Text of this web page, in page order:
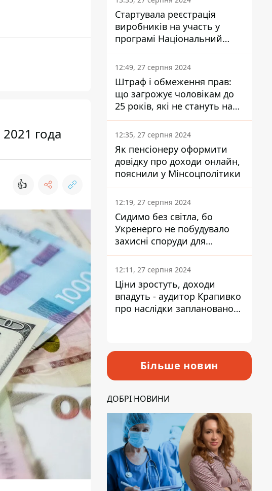
года
👍
Стартувала реєстрація
виробників на участь у
програмі Національний
кешбек: як це зробити
через портал Дія
12:49, 27 серпня 2024
Штраф і обмеження прав:
що загрожує чоловікам до
25 років, які не стануть на
військовий облік
12:35, 27 серпня 2024
Як пенсіонеру оформити
довідку про доходи онлайн,
пояснили у Мінсоцполітики
12:19, 27 серпня 2024
Сидимо без світла, бо
Укренерго не побудувало
захисні споруди для
енергетики - нардеп
Кучеренко
12:11, 27 серпня 2024
Ціни зростуть, доходи
впадуть - аудитор Крапивко
про наслідки запланованого
Більше новин
ДОБРІ НОВИНИ